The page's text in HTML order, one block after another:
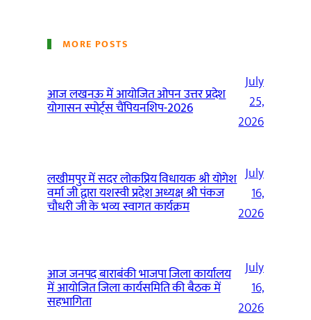
MORE POSTS
आज लखनऊ में आयोजित ओपन उत्तर प्रदेश
योगासन स्पोर्ट्स चैंपियनशिप-2026
July
25,
2026
लखीमपुर में सदर लोकप्रिय विधायक श्री योगेश
वर्मा जी द्वारा यशस्वी प्रदेश अध्यक्ष श्री पंकज
चौधरी जी के भव्य स्वागत कार्यक्रम
July
16,
2026
आज जनपद बाराबंकी भाजपा जिला कार्यालय
में आयोजित जिला कार्यसमिति की बैठक में
सहभागिता
July
16,
2026